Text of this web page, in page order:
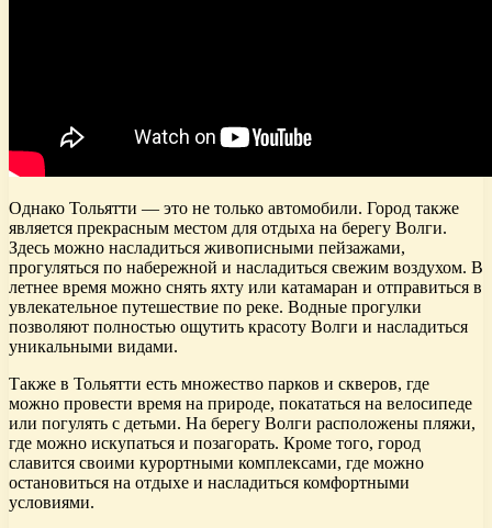
Однако Тольятти — это не только автомобили. Город также
является прекрасным местом для отдыха на берегу Волги.
Здесь можно насладиться живописными пейзажами,
прогуляться по набережной и насладиться свежим воздухом. В
летнее время можно снять яхту или катамаран и отправиться в
увлекательное путешествие по реке. Водные прогулки
позволяют полностью ощутить красоту Волги и насладиться
уникальными видами.
Также в Тольятти есть множество парков и скверов, где
можно провести время на природе, покататься на велосипеде
или погулять с детьми. На берегу Волги расположены пляжи,
где можно искупаться и позагорать. Кроме того, город
славится своими курортными комплексами, где можно
остановиться на отдыхе и насладиться комфортными
условиями.